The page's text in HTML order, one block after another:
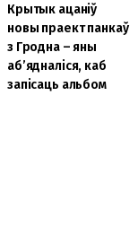
Крытык ацаніў
новы праект панкаў
з Гродна – яны
аб’ядналіся, каб
запісаць альбом